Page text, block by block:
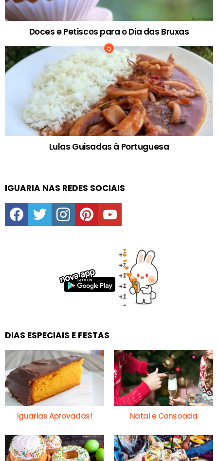
Doces e Petiscos para o Dia das Bruxas
Lulas Guisadas à Portuguesa
IGUARIA NAS REDES SOCIAIS
facebooktwitter instagrampinterestyoutube
DIAS ESPECIAIS E FESTAS
Iguarias Aprovadas! Natal e Consoada